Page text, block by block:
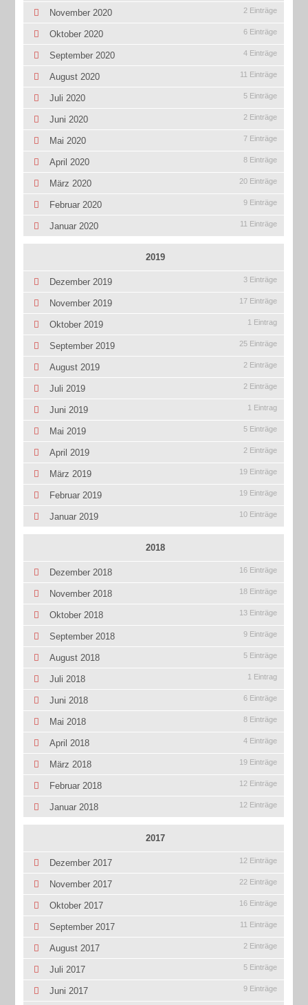
November 2020 2 Einträge
Oktober 2020 6 Einträge
September 2020 4 Einträge
August 2020 11 Einträge
Juli 2020 5 Einträge
Juni 2020 2 Einträge
Mai 2020 7 Einträge
April 2020 8 Einträge
März 2020 20 Einträge
Februar 2020 9 Einträge
Januar 2020 11 Einträge
2019
Dezember 2019 3 Einträge
November 2019 17 Einträge
Oktober 2019 1 Eintrag
September 2019 25 Einträge
August 2019 2 Einträge
Juli 2019 2 Einträge
Juni 2019 1 Eintrag
Mai 2019 5 Einträge
April 2019 2 Einträge
März 2019 19 Einträge
Februar 2019 19 Einträge
Januar 2019 10 Einträge
2018
Dezember 2018 16 Einträge
November 2018 18 Einträge
Oktober 2018 13 Einträge
September 2018 9 Einträge
August 2018 5 Einträge
Juli 2018 1 Eintrag
Juni 2018 6 Einträge
Mai 2018 8 Einträge
April 2018 4 Einträge
März 2018 19 Einträge
Februar 2018 12 Einträge
Januar 2018 12 Einträge
2017
Dezember 2017 12 Einträge
November 2017 22 Einträge
Oktober 2017 16 Einträge
September 2017 11 Einträge
August 2017 2 Einträge
Juli 2017 5 Einträge
Juni 2017 9 Einträge